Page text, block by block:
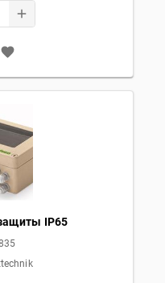
IP65